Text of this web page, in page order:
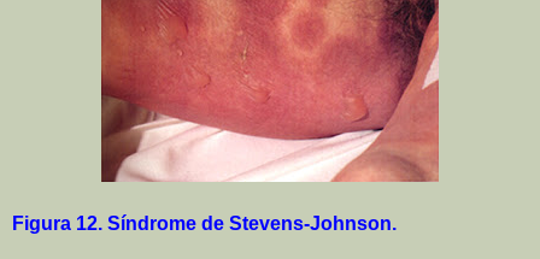
Figura 12. Síndrome de Stevens-Johnson.